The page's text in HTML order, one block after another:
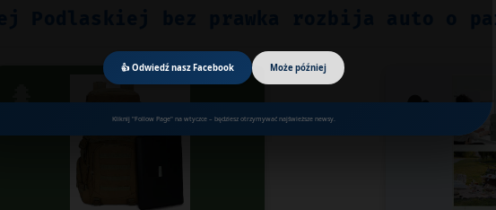
👍 Odwiedź nasz Facebook Może później
Kliknij "Follow Page" na wtyczce – będziesz otrzymywać najświeższe newsy.
Podlaskiej bez prawka rozbija auto o
🌲 ☁️